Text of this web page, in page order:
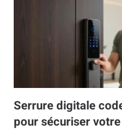
Serrure digitale
pour sécuriser